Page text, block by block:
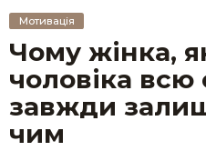
Мотивація
Чому жінка,
чоловіка
завжди
чим